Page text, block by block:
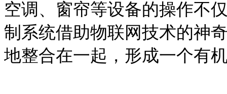
空调、窗帘等设备的操作不
制系统借助物联网技术的神
地整合在一起，形成一个有